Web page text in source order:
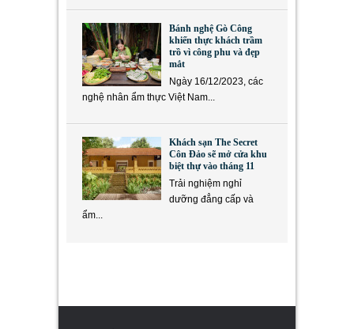
Bánh nghệ Gò Công
khiến thực khách trầm
trồ vì công phu và đẹp
mắt
Ngày 16/12/2023, các
nghệ nhân ẩm thực Việt Nam...
Khách sạn The Secret
Côn Đảo sẽ mở cửa khu
biệt thự vào tháng 11
Trải nghiệm nghỉ
dưỡng đẳng cấp và
ẩm...